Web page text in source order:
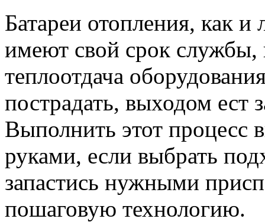
Батареи отопления, как
имеют свой срок службы,
теплоотдача
пострадать, выходом ест
Выполнить этот процесс
руками, если выбрать
запастись нужными
пошаговую технологию.